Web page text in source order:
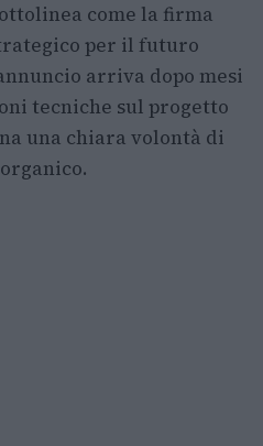
come la firma
per il futuro
arriva dopo mesi
tecniche sul progetto
una chiara volontà di